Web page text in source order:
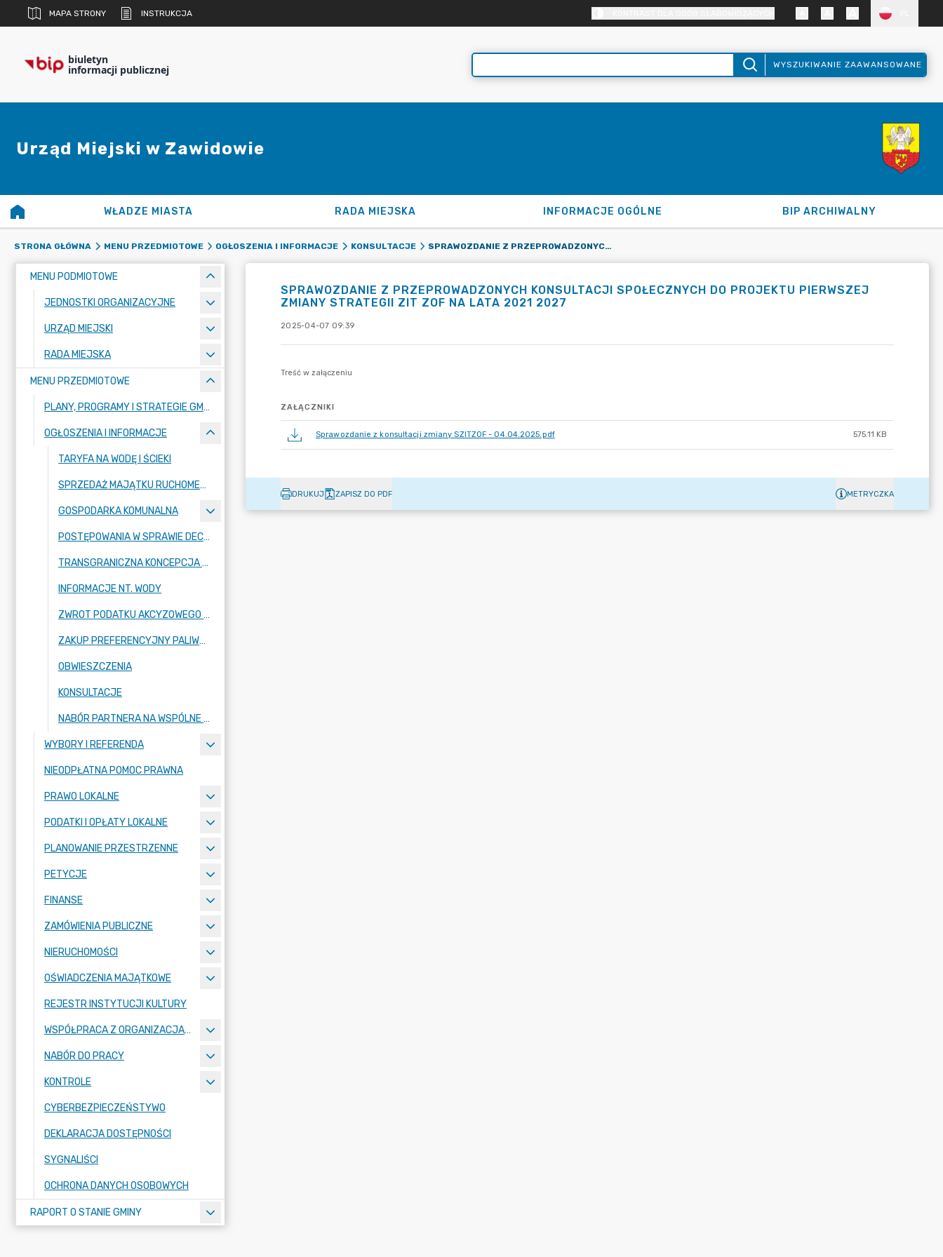
MAPA STRONY INSTRUKCJA
biuletyn
informacji publicznej WYSZUKIWANIE ZAAWANSOWANE
Urząd Miejski w Zawidowie
WŁADZE MIASTA RADA MIEJSKA INFORMACJE OGÓLNE BIP ARCHIWALNY
STRONA GŁÓWNA MENU PRZEDMIOTOWE OGŁOSZENIA I INFORMACJE KONSULTACJE SPRAWOZDANIE Z PRZEPROWADZONYCH KONSULTACJI SPOŁECZNYCH DO PROJEKTU PIERWSZEJ ZMIANY STRATEGII ZIT ZOF NA LATA 2021 2027
MENU PODMIOTOWE
JEDNOSTKI ORGANIZACYJNE
URZĄD MIEJSKI
RADA MIEJSKA
MENU PRZEDMIOTOWE
PLANY, PROGRAMY I STRATEGIE GMINY
OGŁOSZENIA I INFORMACJE
TARYFA NA WODĘ I ŚCIEKI
SPRZEDAŻ MAJĄTKU RUCHOMEGO
GOSPODARKA KOMUNALNA
POSTĘPOWANIA W SPRAWIE DECYZJI O ŚRODOWISKOWYCH UWARUNKOWANIACH
TRANSGRANICZNA KONCEPCJA ORGANIZACJI PUBLICZNEGO TRANSPORTU ZBIOROWEGO NA OBSZARZE ZWIĄZKU GMIN ZIEMI ZGORZELECKIEJ
INFORMACJE NT. WODY
ZWROT PODATKU AKCYZOWEGO - INFORMACJE
ZAKUP PREFERENCYJNY PALIWA STAŁEGO DLA GOSPODARSTW DOMOWYCH
OBWIESZCZENIA
KONSULTACJE
NABÓR PARTNERA NA WSPÓLNE PRZYGOTOWANIE I REALIZACJĘ PROJEKTU
WYBORY I REFERENDA
NIEODPŁATNA POMOC PRAWNA
PRAWO LOKALNE
PODATKI I OPŁATY LOKALNE
PLANOWANIE PRZESTRZENNE
PETYCJE
FINANSE
ZAMÓWIENIA PUBLICZNE
NIERUCHOMOŚCI
OŚWIADCZENIA MAJĄTKOWE
REJESTR INSTYTUCJI KULTURY
WSPÓŁPRACA Z ORGANIZACJAMI POZARZĄDOWYMI
NABÓR DO PRACY
KONTROLE
CYBERBEZPIECZEŃSTYWO
DEKLARACJA DOSTĘPNOŚCI
SYGNALIŚCI
OCHRONA DANYCH OSOBOWYCH
RAPORT O STANIE GMINY
SPRAWOZDANIE Z PRZEPROWADZONYCH KONSULTACJI SPOŁECZNYCH DO PROJEKTU PIERWSZEJ
ZMIANY STRATEGII ZIT ZOF NA LATA 2021 2027
2025-04-07 09:39
ZAŁĄCZNIKI
Sprawozdanie z konsultacji zmiany SZITZOF - 04.04.2025.pdf 575.11 KB
DRUKUJ ZAPISZ DO PDF METRYCZKA